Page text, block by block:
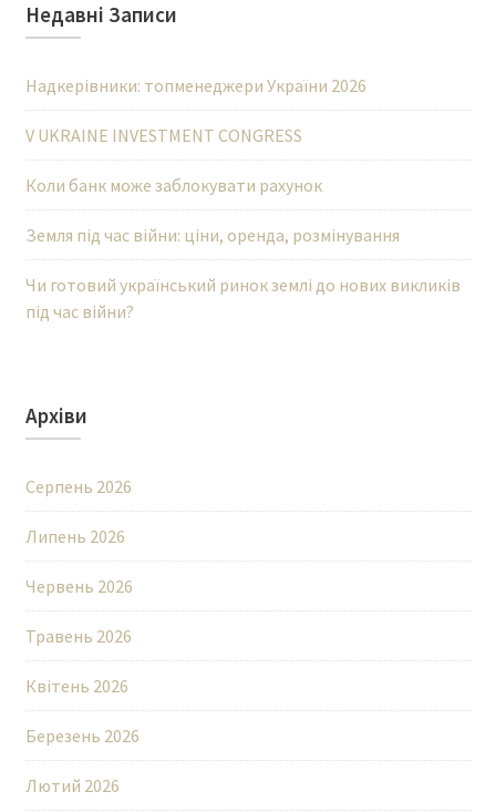
Недавні Записи
Надкерівники: топменеджери України 2026
V UKRAINE INVESTMENT CONGRESS
Коли банк може заблокувати рахунок
Земля під час війни: ціни, оренда, розмінування
Чи готовий український ринок землі до нових викликів
під час війни?
Архіви
Серпень 2026
Липень 2026
Червень 2026
Травень 2026
Квітень 2026
Березень 2026
Лютий 2026